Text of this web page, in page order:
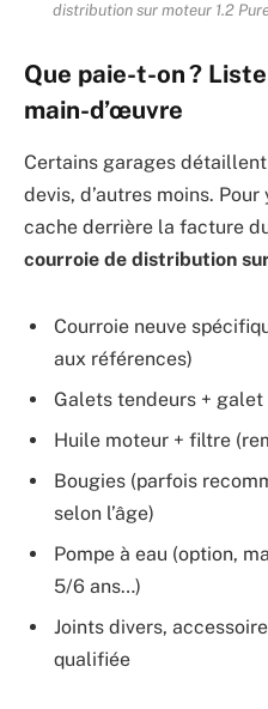
distribution sur moteur 1.2
Que paie-t-on ?
main-d’œuvre
Certains garages
devis, d’autres moins.
cache derrière la facture
courroie de distribution
Courroie neuve
aux références)
Galets tendeurs +
Huile moteur + filtre
Bougies (parfois
selon l’âge)
Pompe à eau (option,
5/6 ans…)
Joints divers,
qualifiée